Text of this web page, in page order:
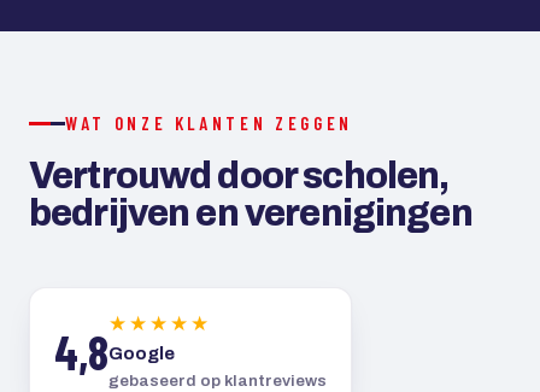
WAT ONZE KLANTEN ZEGGEN
Vertrouwd door scholen,
bedrijven en verenigingen
4,8★★★★★
Google
gebaseerd op klantreviews